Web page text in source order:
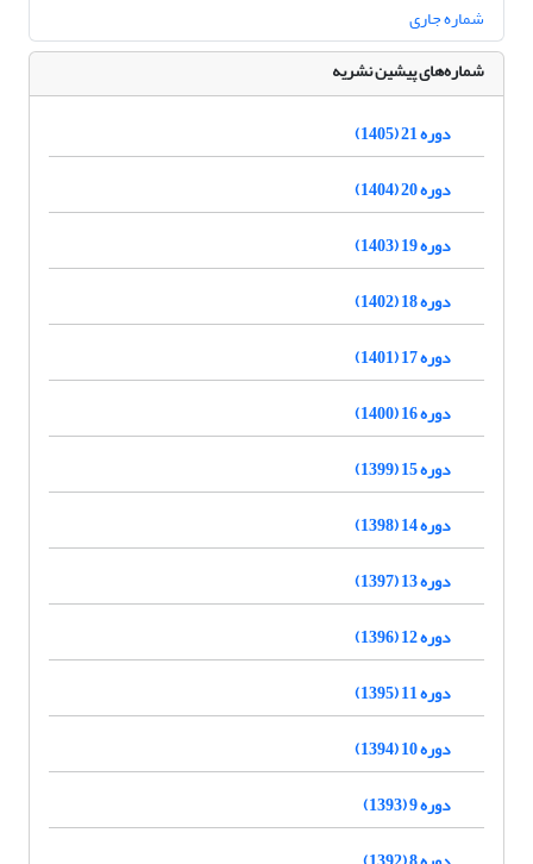
شماره جاری
شماره‌های پیشین نشریه
دوره 21 (1405)
دوره 20 (1404)
دوره 19 (1403)
دوره 18 (1402)
دوره 17 (1401)
دوره 16 (1400)
دوره 15 (1399)
دوره 14 (1398)
دوره 13 (1397)
دوره 12 (1396)
دوره 11 (1395)
دوره 10 (1394)
دوره 9 (1393)